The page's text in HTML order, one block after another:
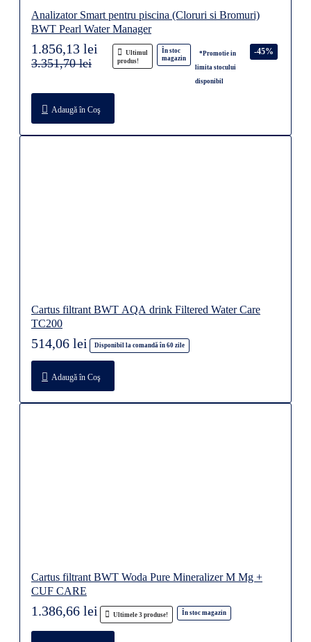
Analizator Smart pentru piscina (Cloruri si Bromuri)
BWT Pearl Water Manager
Ultimul
produs!
În stoc
magazin
*Promotie in
limita stocului
disponibil
-45%
1.856,13 lei
3.351,70 lei
Adaugă în Coş
Cartus filtrant BWT AQA drink Filtered Water Care
TC200
Disponibil la comandă în 60 zile
514,06 lei
Adaugă în Coş
Cartus filtrant BWT Woda Pure Mineralizer M Mg +
CUF CARE
Ultimele 3 produse! În stoc magazin
1.386,66 lei